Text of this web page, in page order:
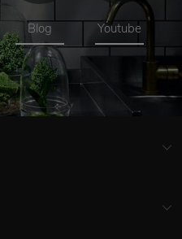
Blog Youtube